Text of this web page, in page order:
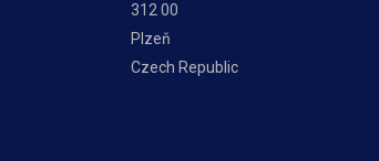
312 00
Plzeň
Czech Republic